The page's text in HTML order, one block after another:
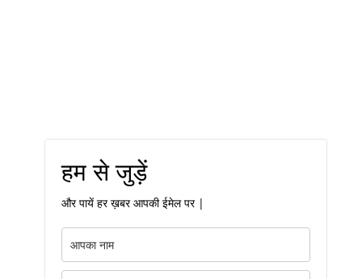
हम से जुड़ें
और पायें हर ख़बर आपकी ईमेल पर |